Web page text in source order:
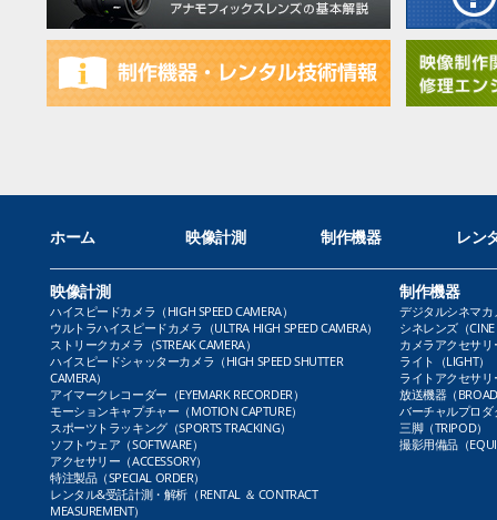
ホーム 映像計測 制作機器 レン
映像計測
ハイスピードカメラ（HIGH SPEED CAMERA）
ウルトラハイスピードカメラ（ULTRA HIGH SPEED CAMERA）
ストリークカメラ（STREAK CAMERA）
ハイスピードシャッターカメラ（HIGH SPEED SHUTTER
CAMERA）
アイマークレコーダー（EYEMARK RECORDER）
モーションキャプチャー（MOTION CAPTURE）
スポーツトラッキング（SPORTS TRACKING）
ソフトウェア（SOFTWARE）
アクセサリー（ACCESSORY）
特注製品（SPECIAL ORDER）
レンタル&受託計測・解析（RENTAL ＆ CONTRACT
MEASUREMENT）
制作機器
デジタルシネマカ
シネレンズ（CINE
カメラアクセサリ
ライト（LIGHT）
ライトアクセサリ
放送機器（
バーチャルプロダ
三脚（TRIPOD）
撮影用備品（